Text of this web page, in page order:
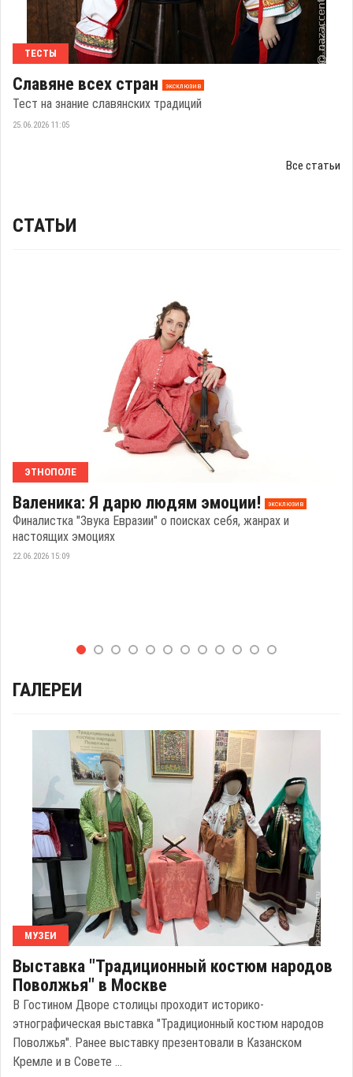
ТЕСТЫ
Славяне всех стран эксклюзив
Тест на знание славянских традиций
25.06.2026 11:05
Все статьи
СТАТЬИ
ЭТНОПОЛЕ
Валеника: Я дарю людям эмоции! эксклюзив
Финалистка "Звука Евразии" о поисках себя, жанрах и
настоящих эмоциях
22.06.2026 15:09
ГАЛЕРЕИ
МУЗЕИ
Выставка "Традиционный костюм народов
Поволжья" в Москве
В Гостином Дворе столицы проходит историко-
этнографическая выставка "Традиционный костюм народов
Поволжья". Ранее выставку презентовали в Казанском
Кремле и в Совете ...